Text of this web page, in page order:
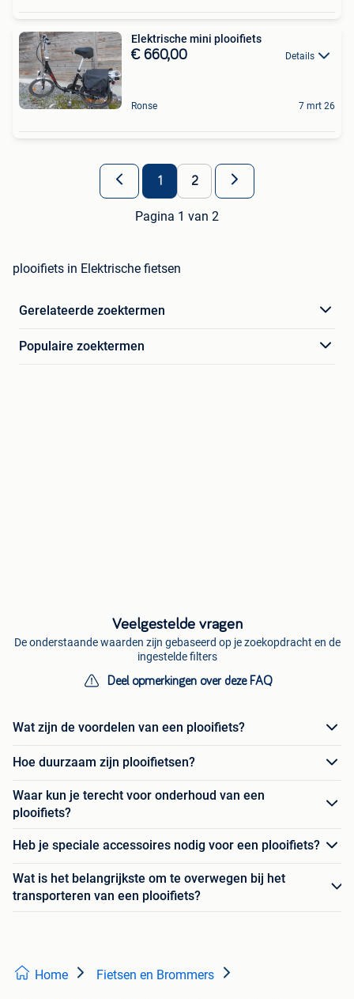
Elektrische mini plooifiets
€ 660,00 Details
Ronse 7 mrt 26
1 2
Pagina 1 van 2
plooifiets in Elektrische fietsen
Gerelateerde zoektermen
Populaire zoektermen
Veelgestelde vragen
De onderstaande waarden zijn gebaseerd op je zoekopdracht en de
ingestelde filters
Deel opmerkingen over deze FAQ
Wat zijn de voordelen van een plooifiets?
Hoe duurzaam zijn plooifietsen?
Waar kun je terecht voor onderhoud van een
plooifiets?
Heb je speciale accessoires nodig voor een plooifiets?
Wat is het belangrijkste om te overwegen bij het
transporteren van een plooifiets?
Home Fietsen en Brommers